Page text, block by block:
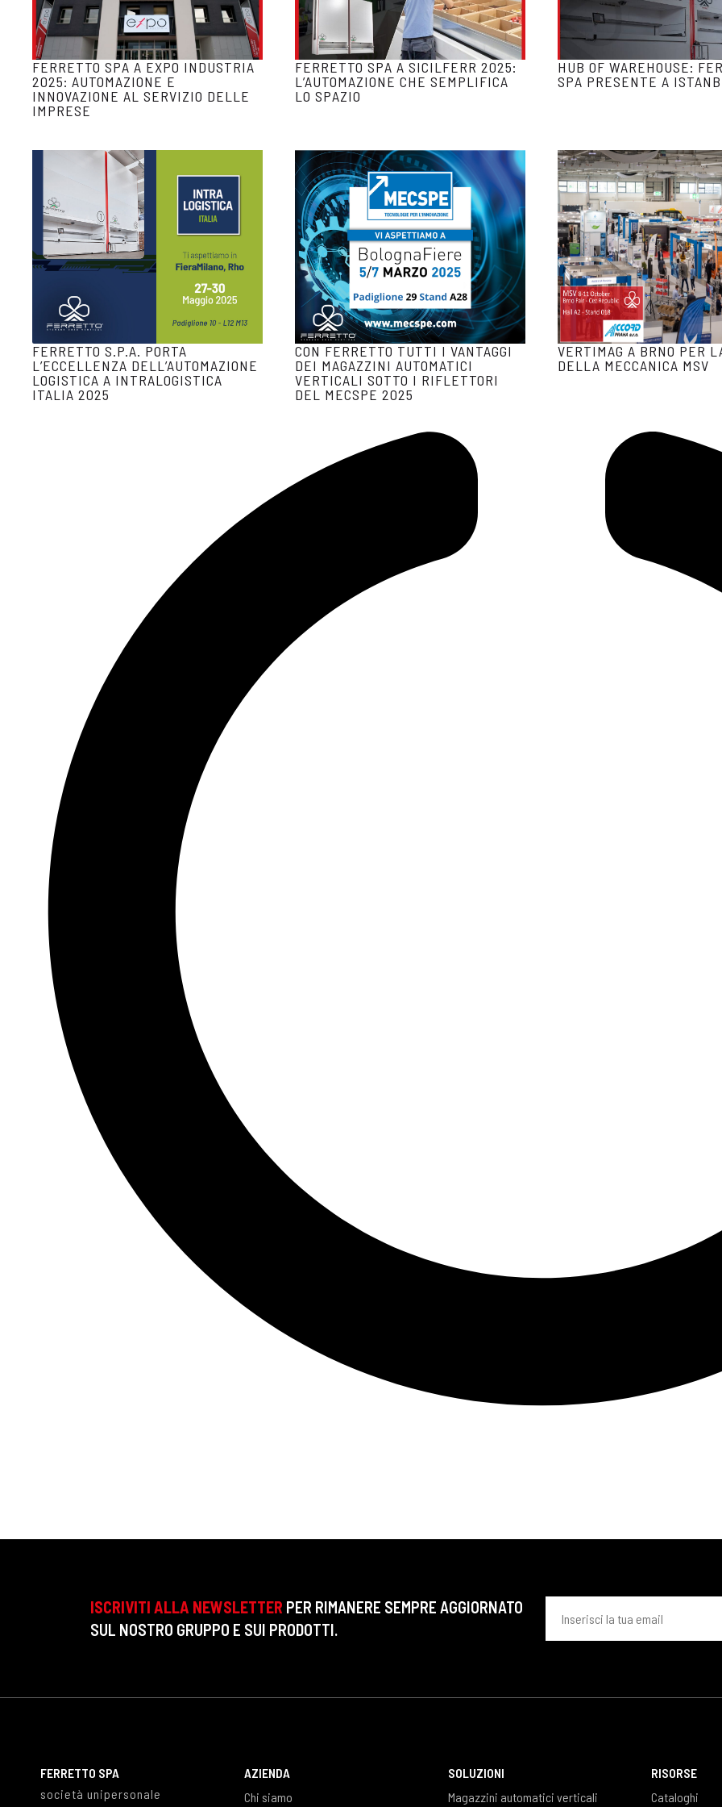
FERRETTO SPA A EXPO INDUSTRIA
2025: AUTOMAZIONE E
INNOVAZIONE AL SERVIZIO DELLE
IMPRESE
FERRETTO SPA A SICILFERR 2025:
L’AUTOMAZIONE CHE SEMPLIFICA
LO SPAZIO
HUB OF WAREHOUSE:
SPA PRESENTE A
FERRETTO S.P.A. PORTA
L’ECCELLENZA DELL’AUTOMAZIONE
LOGISTICA A INTRALOGISTICA
ITALIA 2025
CON FERRETTO TUTTI I VANTAGGI
DEI MAGAZZINI AUTOMATICI
VERTICALI SOTTO I RIFLETTORI
DEL MECSPE 2025
VERTIMAG A BRNO PER
DELLA MECCANICA MSV
ISCRIVITI ALLA NEWSLETTER PER RIMANERE SEMPRE AGGIORNATO
SUL NOSTRO GRUPPO E SUI PRODOTTI.
FERRETTO SPA
società unipersonale
AZIENDA
Chi siamo
SOLUZIONI
Magazzini automatici verticali
RISORSE
Cataloghi